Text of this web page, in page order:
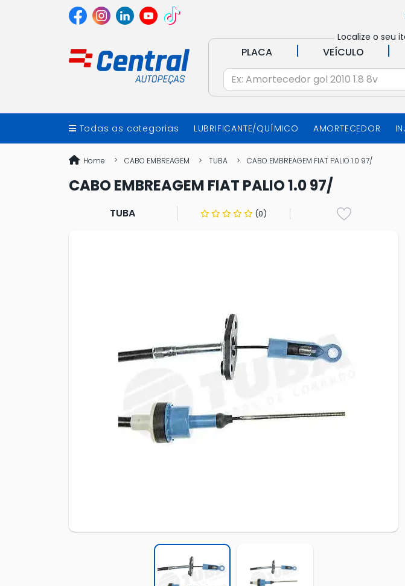
Localize o seu
PLACA | VEÍCULO |
Todas as categorias LUBRIFICANTE/QUÍMICO AMORTECEDOR
Home CABO EMBREAGEM TUBA CABO EMBREAGEM FIAT PALIO 1.0 97/
CABO EMBREAGEM FIAT PALIO 1.0 97/
TUBA (0)